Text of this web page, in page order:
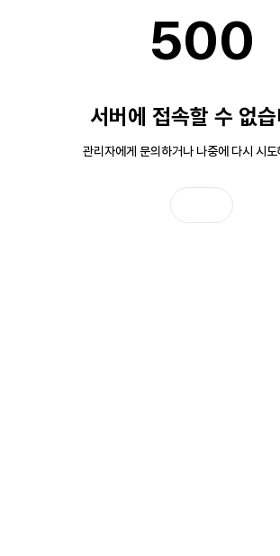
500
서버에 접속할 수 없
관리자에게 문의하거나 나중에 다시 시도